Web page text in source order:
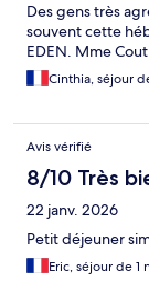
Des gens très
souvent cette
EDEN. Mme
Cinthia, séjour
Avis vérifié
8/10 Très
22 janv. 2026
Petit déjeuner
Eric, séjour de 1